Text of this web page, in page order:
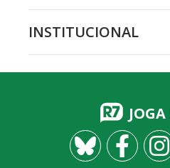
INSTITUCIONAL